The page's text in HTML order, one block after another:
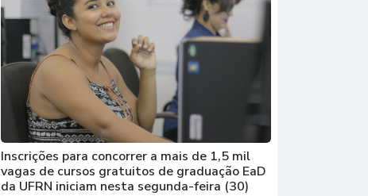
Inscrições para concorrer a mais de 1,5 mil
vagas de cursos gratuitos de graduação EaD
da UFRN iniciam nesta segunda-feira (30)